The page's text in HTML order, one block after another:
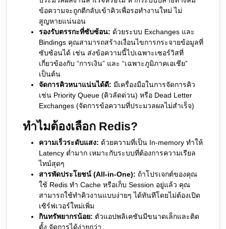
ข้อความจะถูกตีกลับเข้าคิวเพื่อรอทำงานใหม่ ไม่
สูญหายแน่นอน
รองรับตรรกะที่ซับซ้อน: ด้วยระบบ Exchanges และ
Bindings คุณสามารถสร้างเงื่อนไขการกระจายข้อมูลที่
ซับซ้อนได้ เช่น ส่งข้อความนี้ไปเฉพาะเซอร์วิสที่
เกี่ยวข้องกับ “การเงิน” และ “เฉพาะภูมิภาคเอเชีย”
เป็นต้น
จัดการคิวหนาแน่นได้ดี: มีเครื่องมือในการจัดการคิว
เช่น Priority Queue (คิวลัดด่วน) หรือ Dead Letter
Exchanges (จัดการข้อความที่ประมวลผลไม่สำเร็จ)
ทำไมต้องเลือก Redis?
ความเร็วระดับแสง: ด้วยความที่เป็น In-memory ทำให้
Latency ต่ำมาก เหมาะกับระบบที่ต้องการความเรียล
ไทม์สุดๆ
สารพัดประโยชน์ (All-in-One): ถ้าโปรเจกต์ของคุณ
ใช้ Redis ทำ Cache หรือเก็บ Session อยู่แล้ว คุณ
สามารถใช้ทำคิวงานแบบง่ายๆ ได้ทันทีโดยไม่ต้องเปิด
เซิร์ฟเวอร์ใหม่เพิ่ม
กินทรัพยากรน้อย: ตัวแอปพลิเคชันมีขนาดเล็กและติด
ตั้ง จัดการได้ง่ายกว่า